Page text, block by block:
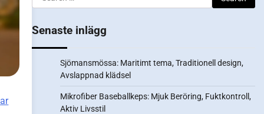
for:
Senaste inlägg
Sjömansmössa: Maritimt tema, Traditionell design,
Avslappnad klädsel
Mikrofiber Baseballkeps: Mjuk Beröring, Fuktkontroll,
Aktiv Livsstil